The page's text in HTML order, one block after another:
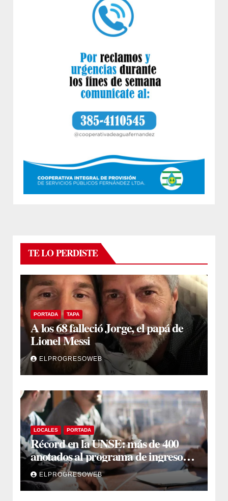
TE LO PERDISTE
PORTADA TAPA
A los 68 falleció Jorge, el papá de
Lionel Messi
ELPROGRESOWEB
LOCALES PORTADA
Récord en la UNSE: más de 400
anotados al programa de ingreso
sin secundario
ELPROGRESOWEB